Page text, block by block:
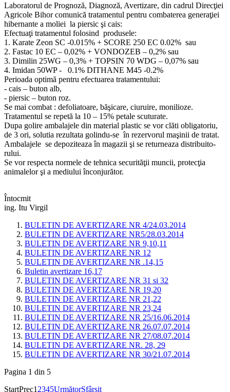
Laboratorul de Prognoză, Diagnoză, Avertizare, din cadrul Direcţiei
Agricole Bihor comunică tratamentul pentru combaterea generaţiei
hibernante a moliei la piersic şi cais:
Efectuaţi tratamentul folosind produsele:
1. Karate Zeon SC -0.015% + SCORE 250 EC 0.02% sau
2. Fastac 10 EC – 0,02% + VONDOZEB – 0,2% sau
3. Dimilin 25WG – 0,3% + TOPSIN 70 WDG – 0,07% sau
4. Imidan 50WP - 0.1% DITHANE M45 -0.2%
Perioada optimă pentru efectuarea tratamentului:
- cais – buton alb,
- piersic – buton roz.
Se mai combat : defoliatoare, băşicare, ciuruire, monilioze.
Tratamentul se repetă la 10 – 15% petale scuturate.
Dupa golire ambalajele din material plastic se vor clăti obligatoriu,
de 3 ori, solutia rezultata golindu-se în rezervorul maşinii de tratat.
Ambalajele se depoziteaza în magazii şi se returneaza distribuito-
rului.
Se vor respecta normele de tehnica securităţii muncii, protecţia
animalelor şi a mediului înconjurător.
Întocmit
ing. Itu Virgil
BULETIN DE AVERTIZARE NR 4/24.03.2014
BULETIN DE AVERTIZARE NR5/28.03.2014
BULETIN DE AVERTIZARE NR 9,10,11
BULETIN DE AVERTIZARE NR 12
BULETIN DE AVERTIZARE NR .14,15
Buletin avertizare 16,17
BULETIN DE AVERTIZARE NR 31 si 32
BULETIN DE AVERTIZARE NR 19,20
BULETIN DE AVERTIZARE NR 21,22
BULETIN DE AVERTIZARE NR 23,24
BULETIN DE AVERTIZARE NR 25/16.06.2014
BULETIN DE AVERTIZARE NR 26.07.07.2014
BULETIN DE AVERTIZARE NR 27/08.07.2014
BULETIN DE AVERTIZARE NR. 28, 29
BULETIN DE AVERTIZARE NR 30/21.07.2014
Pagina 1 din 5
StartPrec1 2345UrmătorSfârșit